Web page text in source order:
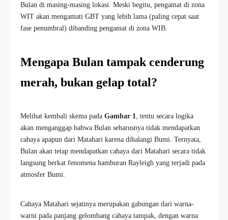
Bulan di masing-masing lokasi. Meski begitu, pengamat di zona
WIT akan mengamati GBT yang lebih lama (paling cepat saat
fase penumbral) dibanding pengamat di zona WIB.
Mengapa Bulan tampak cenderung
merah, bukan gelap total?
Melihat kembali skema pada Gambar 1
, tentu secara logika
akan menganggap bahwa Bulan seharusnya tidak mendapatkan
cahaya apapun dari Matahari karena dihalangi Bumi. Ternyata,
Bulan akan tetap mendapatkan cahaya dari Matahari secara tidak
langsung berkat fenomena hamburan Rayleigh yang terjadi pada
atmosfer Bumi.
Cahaya Matahari sejatinya merupakan gabungan dari warna-
warni pada panjang gelombang cahaya tampak, dengan warna